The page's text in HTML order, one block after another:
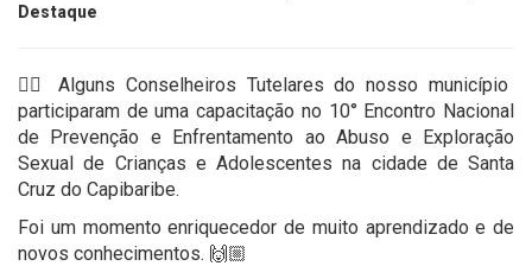
Destaque
👉🏻 Alguns Conselheiros Tutelares do nosso município
participaram de uma capacitação no 10° Encontro Nacional
de Prevenção e Enfrentamento ao Abuso e Exploração
Sexual de Crianças e Adolescentes na cidade de Santa
Cruz do Capibaribe.
Foi um momento enriquecedor de muito aprendizado e de
novos conhecimentos. 🙌🏼